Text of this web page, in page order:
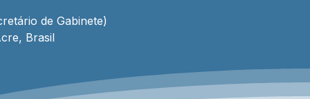
de Gabinete)
Brasil